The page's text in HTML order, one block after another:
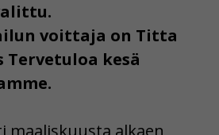
voittaja on Titta
Tervetuloa kesä